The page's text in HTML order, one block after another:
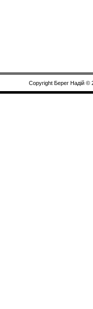
Copyright Берег Надiй ©